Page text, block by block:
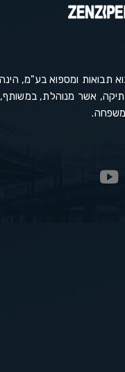
תבואות ומספוא בע"מ,
אשר מנוהלת, במשותף,